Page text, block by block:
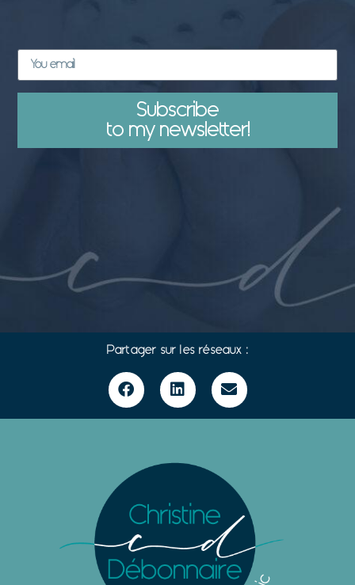
Subscribe
to my newsletter!
Partager sur les réseaux :